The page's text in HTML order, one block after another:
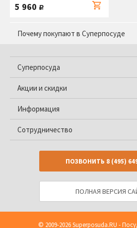
5 960 руб.
Почему покупают в Суперпосуде
Суперпосуда
Акции и скидки
Информация
Сотрудничество
ПОЗВОНИТЬ 8 (495)
ПОЛНАЯ ВЕРСИЯ
© 2009-2026Superposuda.RU -